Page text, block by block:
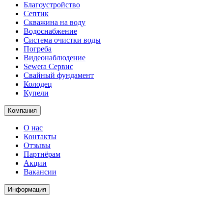
Благоустройство
Септик
Скважина на воду
Водоснабжение
Система очистки воды
Погреба
Видеонаблюдение
Sewera Сервис
Свайный фундамент
Колодец
Купели
Компания
О нас
Контакты
Отзывы
Партнёрам
Акции
Вакансии
Информация